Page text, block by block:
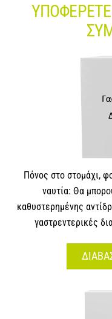
Πόνος στο στομάχι,
ναυτία: Θα
καθυστερημένης
γαστρεντερικές